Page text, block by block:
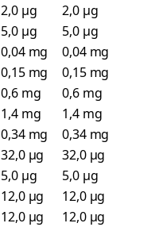
2,0 µg
2,0 µg
5,0 µg
5,0 µg
0,04 mg
0,04 mg
0,15 mg
0,15 mg
0,6 mg
0,6 mg
1,4 mg
1,4 mg
0,34 mg
0,34 mg
32,0 µg
32,0 µg
5,0 µg
5,0 µg
12,0 µg
12,0 µg
12,0 µg
12,0 µg